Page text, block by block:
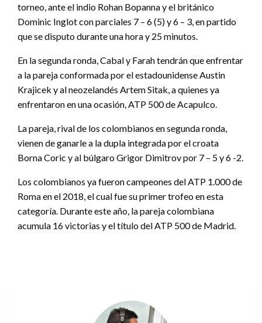
torneo, ante el indio Rohan Bopanna y el británico
Dominic Inglot con parciales 7 – 6 (5) y 6 – 3, en partido
que se disputo durante una hora y 25 minutos.
En la segunda ronda, Cabal y Farah tendrán que enfrentar
a la pareja conformada por el estadounidense Austin
Krajicek y al neozelandés Artem Sitak, a quienes ya
enfrentaron en una ocasión, ATP 500 de Acapulco.
La pareja, rival de los colombianos en segunda ronda,
vienen de ganarle a la dupla integrada por el croata
Borna Coric y al búlgaro Grigor Dimitrov por 7 – 5 y 6 -2.
Los colombianos ya fueron campeones del ATP 1.000 de
Roma en el 2018, el cual fue su primer trofeo en esta
categoría. Durante este año, la pareja colombiana
acumula 16 victorias y el título del ATP 500 de Madrid.